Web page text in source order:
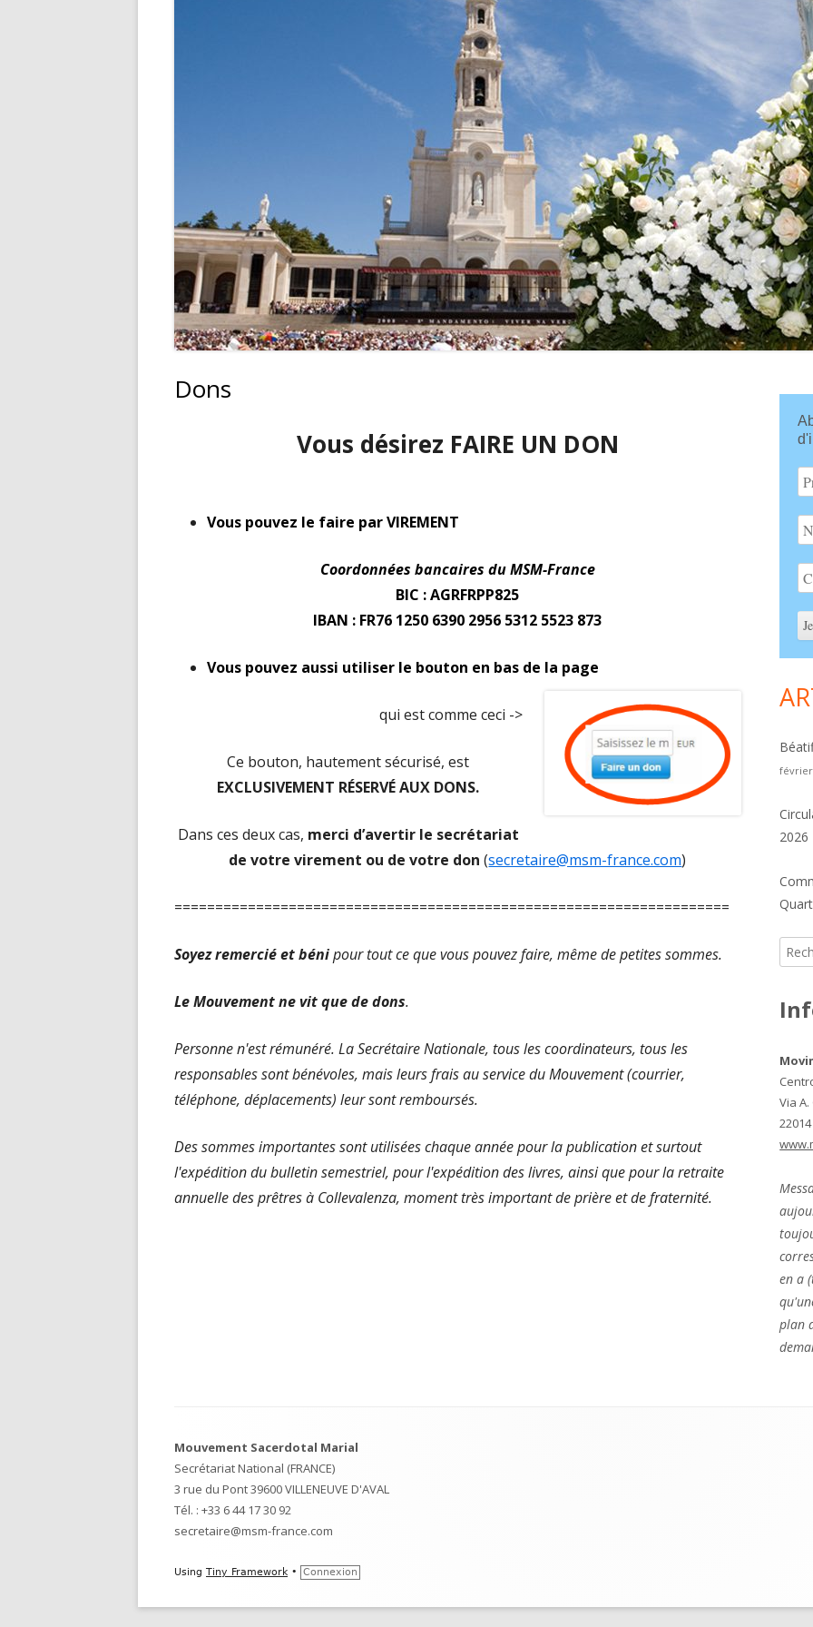
DONS
COMMANDES
OFFRANDES DE MESSE
CÉNACLES DE LA FAMILLE
MISSIONNAIRE NOTRE DAME
CÉNACLES EN BELGIQUE
CÉNACLES LOCAUX RÉGULIERS
CHANTS ET PRIÈRES
Dons
Vous désirez FAIRE UN DON
Vous pouvez le faire parVIREMENT
Coordonnées bancaires du MSM-France
BIC : AGRFRPP825
IBAN : FR76 1250 6390 2956 5312 5523 873
Vous pouvez aussi utiliser le bouton en bas de la page
qui est comme ceci ->
Ce bouton, hautement sécurisé, est
EXCLUSIVEMENT RÉSERVÉ AUX DONS.
Dans ces deux cas, merci d’avertir le secrétariat
de votre virement ou de votre don(secretaire@msm-france.com)
====================================================================
Soyez remercié etbénipour tout ce que vous pouvez faire, même de petites sommes.
Le Mouvement ne vitque de dons.
Personne n'est rémunéré. La Secrétaire Nationale, tous les coordinateurs, tous les
responsables sont bénévoles, mais leurs frais au service du Mouvement (courrier,
téléphone, déplacements) leur sont remboursés.
Des sommes importantes sont utilisées chaque année pour la publication et surtout
l'expédition du bulletin semestriel, pour l'expédition des livres, ainsi que pour la retraite
annuelle des prêtres à Collevalenza, moment très important de prière et de fraternité.
février
2026
Via
en a
plan
Content
Mouvement Sacerdotal Marial
Secrétariat National (FRANCE)
3 rue du Pont 39600 VILLENEUVE D'AVAL
Tél. : +33 6 44 17 30 92
secretaire@msm-france.com
Using Tiny Framework • Connexion